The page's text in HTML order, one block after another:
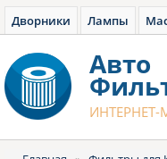
Дворники Лампы
Авто